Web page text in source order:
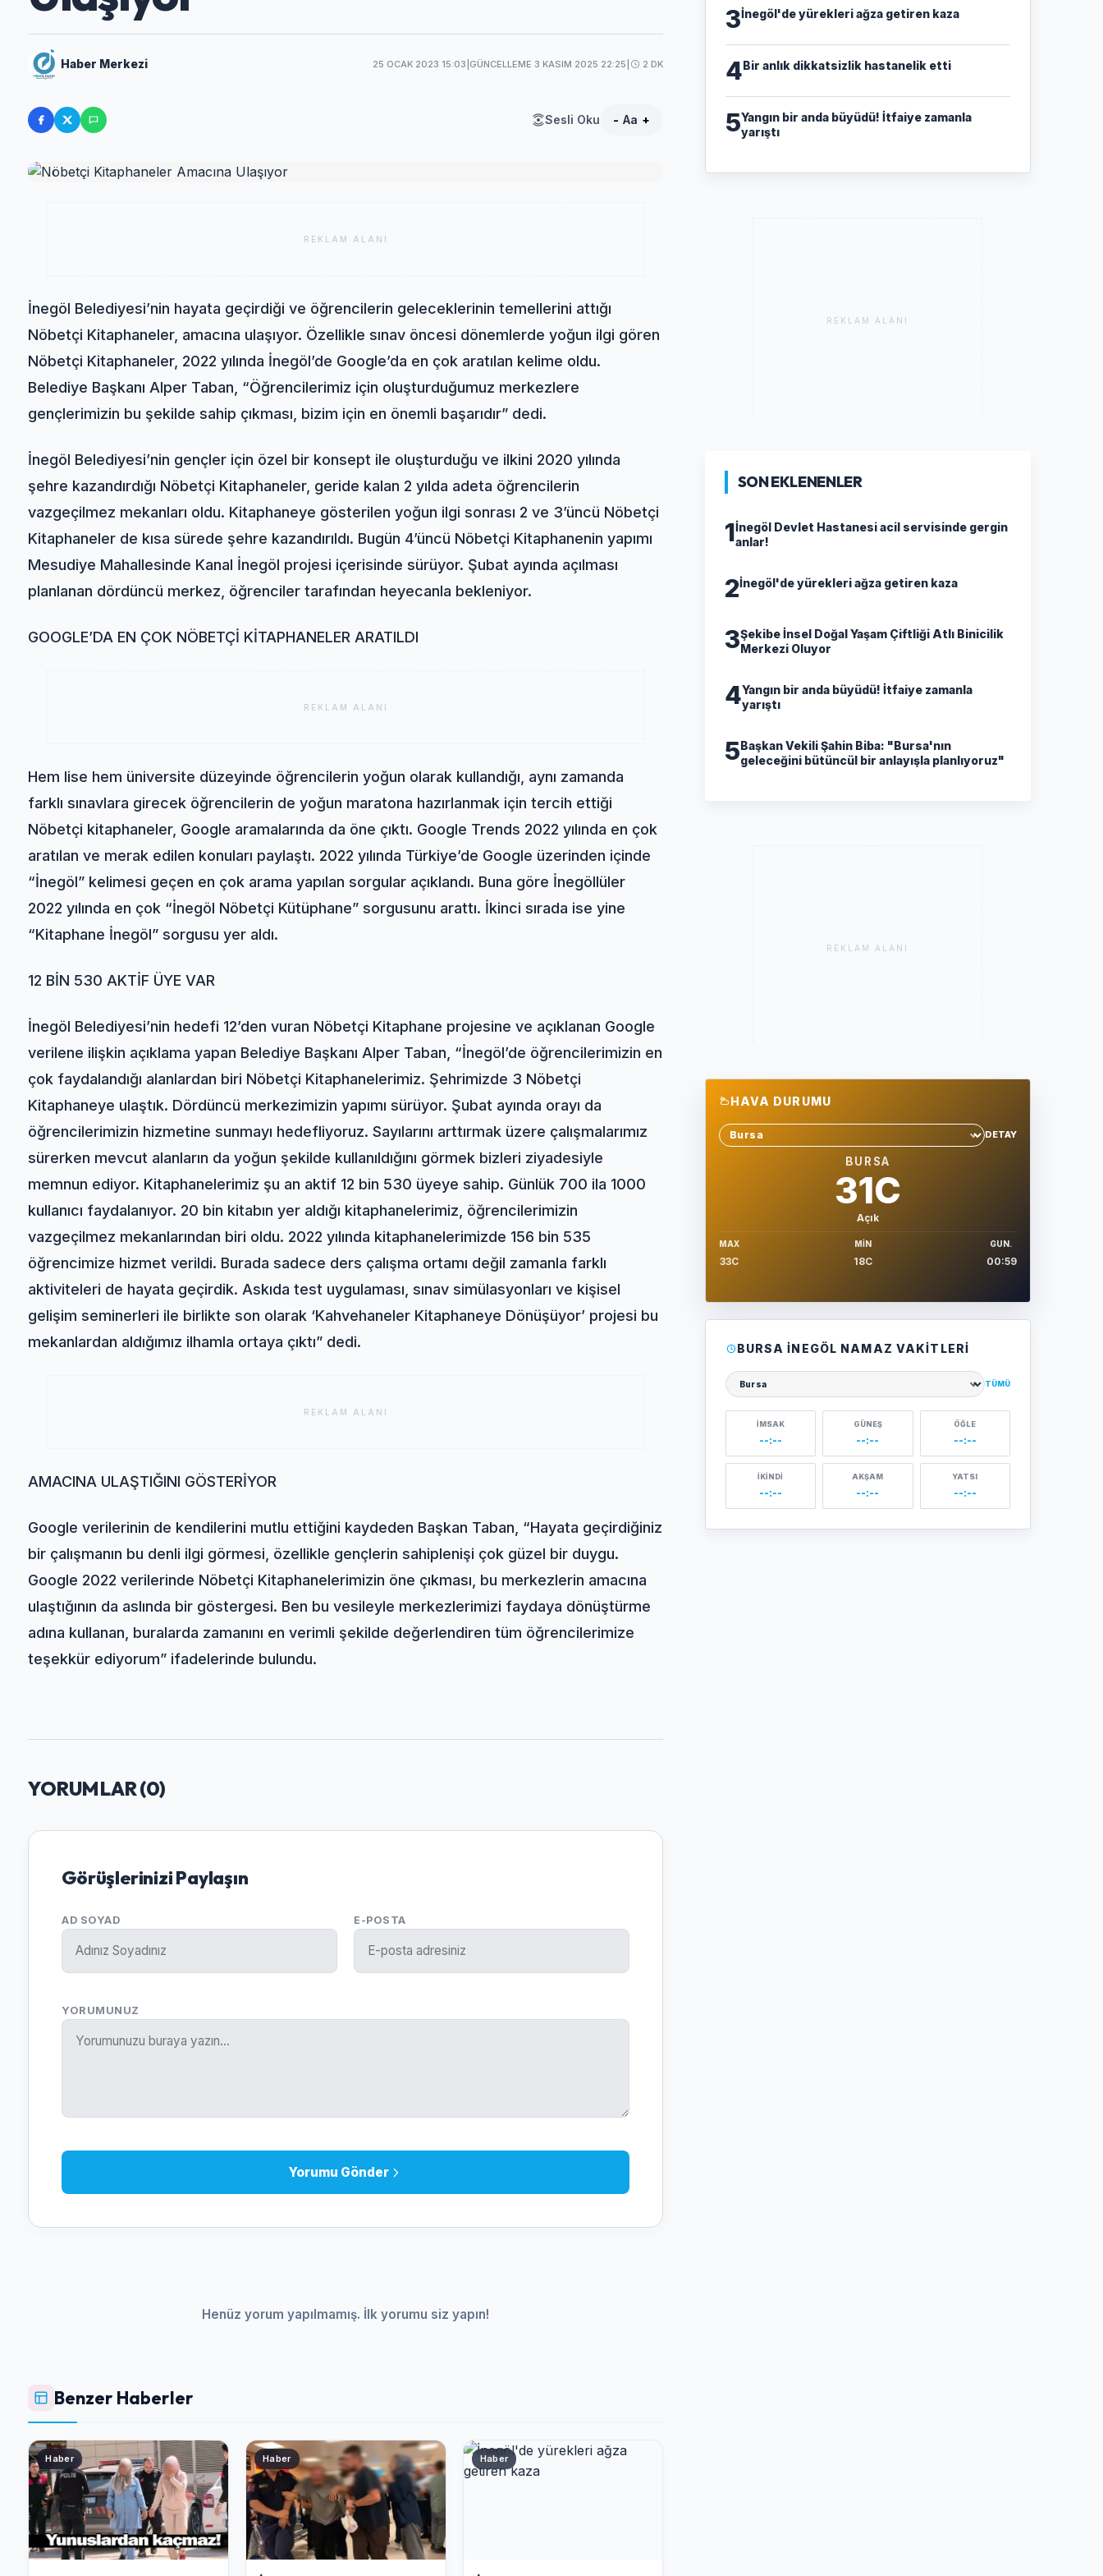
Haber Merkezi 25 OCAK 2023 15:03 GÜNCELLEME 3 KASIM 2025 22:25 2 DK
Sesli Oku - Aa +
REKLAM ALANI
İnegöl Belediyesi’nin hayata geçirdiği ve öğrencilerin geleceklerinin temellerini attığı
Nöbetçi Kitaphaneler, amacına ulaşıyor. Özellikle sınav öncesi dönemlerde yoğun ilgi gören
Nöbetçi Kitaphaneler, 2022 yılında İnegöl’de Google’da en çok aratılan kelime oldu.
Belediye Başkanı Alper Taban, “Öğrencilerimiz için oluşturduğumuz merkezlere
gençlerimizin bu şekilde sahip çıkması, bizim için en önemli başarıdır” dedi.
İnegöl Belediyesi’nin gençler için özel bir konsept ile oluşturduğu ve ilkini 2020 yılında
şehre kazandırdığı Nöbetçi Kitaphaneler, geride kalan 2 yılda adeta öğrencilerin
vazgeçilmez mekanları oldu. Kitaphaneye gösterilen yoğun ilgi sonrası 2 ve 3’üncü Nöbetçi
Kitaphaneler de kısa sürede şehre kazandırıldı. Bugün 4’üncü Nöbetçi Kitaphanenin yapımı
Mesudiye Mahallesinde Kanal İnegöl projesi içerisinde sürüyor. Şubat ayında açılması
planlanan dördüncü merkez, öğrenciler tarafından heyecanla bekleniyor.
GOOGLE’DA EN ÇOK NÖBETÇİ KİTAPHANELER ARATILDI
REKLAM ALANI
Hem lise hem üniversite düzeyinde öğrencilerin yoğun olarak kullandığı, aynı zamanda
farklı sınavlara girecek öğrencilerin de yoğun maratona hazırlanmak için tercih ettiği
Nöbetçi kitaphaneler, Google aramalarında da öne çıktı. Google Trends 2022 yılında en çok
aratılan ve merak edilen konuları paylaştı. 2022 yılında Türkiye’de Google üzerinden içinde
“İnegöl” kelimesi geçen en çok arama yapılan sorgular açıklandı. Buna göre İnegöllüler
2022 yılında en çok “İnegöl Nöbetçi Kütüphane” sorgusunu arattı. İkinci sırada ise yine
“Kitaphane İnegöl” sorgusu yer aldı.
12 BİN 530 AKTİF ÜYE VAR
İnegöl Belediyesi’nin hedefi 12’den vuran Nöbetçi Kitaphane projesine ve açıklanan Google
verilene ilişkin açıklama yapan Belediye Başkanı Alper Taban, “İnegöl’de öğrencilerimizin en
çok faydalandığı alanlardan biri Nöbetçi Kitaphanelerimiz. Şehrimizde 3 Nöbetçi
Kitaphaneye ulaştık. Dördüncü merkezimizin yapımı sürüyor. Şubat ayında orayı da
öğrencilerimizin hizmetine sunmayı hedefliyoruz. Sayılarını arttırmak üzere çalışmalarımız
sürerken mevcut alanların da yoğun şekilde kullanıldığını görmek bizleri ziyadesiyle
memnun ediyor. Kitaphanelerimiz şu an aktif 12 bin 530 üyeye sahip. Günlük 700 ila 1000
kullanıcı faydalanıyor. 20 bin kitabın yer aldığı kitaphanelerimiz, öğrencilerimizin
vazgeçilmez mekanlarından biri oldu. 2022 yılında kitaphanelerimizde 156 bin 535
öğrencimize hizmet verildi. Burada sadece ders çalışma ortamı değil zamanla farklı
aktiviteleri de hayata geçirdik. Askıda test uygulaması, sınav simülasyonları ve kişisel
gelişim seminerleri ile birlikte son olarak ‘Kahvehaneler Kitaphaneye Dönüşüyor’ projesi bu
mekanlardan aldığımız ilhamla ortaya çıktı” dedi.
REKLAM ALANI
AMACINA ULAŞTIĞINI GÖSTERİYOR
Google verilerinin de kendilerini mutlu ettiğini kaydeden Başkan Taban, “Hayata geçirdiğiniz
bir çalışmanın bu denli ilgi görmesi, özellikle gençlerin sahiplenişi çok güzel bir duygu.
Google 2022 verilerinde Nöbetçi Kitaphanelerimizin öne çıkması, bu merkezlerin amacına
ulaştığının da aslında bir göstergesi. Ben bu vesileyle merkezlerimizi faydaya dönüştürme
adına kullanan, buralarda zamanını en verimli şekilde değerlendiren tüm öğrencilerimize
teşekkür ediyorum” ifadelerinde bulundu.
YORUMLAR (0)
Görüşlerinizi Paylaşın
AD SOYAD E-POSTA
YORUMUNUZ
Yorumu Gönder
Henüz yorum yapılmamış. İlk yorumu siz yapın!
Benzer Haberler
Haber Haber Haber
3İnegöl'de yürekleri ağza getiren kaza
4Bir anlık dikkatsizlik hastanelik etti
5Yangın bir anda büyüdü! İtfaiye zamanla
yarıştı
REKLAM ALANI
SON EKLENENLER
1İnegöl Devlet Hastanesi acil servisinde gergin
anlar!
2İnegöl'de yürekleri ağza getiren kaza
3Şekibe İnsel Doğal Yaşam Çiftliği Atlı Binicilik
Merkezi Oluyor
4Yangın bir anda büyüdü! İtfaiye zamanla
yarıştı
5Başkan Vekili Şahin Biba: "Bursa'nın
geleceğini bütüncül bir anlayışla planlıyoruz"
REKLAM ALANI
HAVA DURUMU
Sehir sec
DETAY
BURSA
31C
Açık
MAX
33C
MIN
18C
GUN.
00:59
BURSA İNEGÖL NAMAZ VAKITLERI
Şehir seçin
TÜMÜ
İMSAK
--:--
GÜNEŞ
--:--
ÖĞLE
--:--
İKINDI
--:--
AKŞAM
--:--
YATSI
--:--